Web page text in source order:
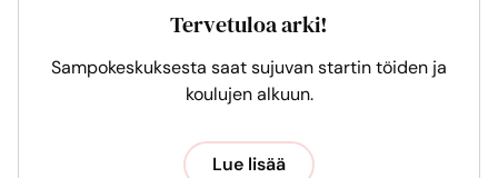
Tervetuloa arki!
Sampokeskuksesta saat sujuvan startin töiden ja
koulujen alkuun.
Lue lisää